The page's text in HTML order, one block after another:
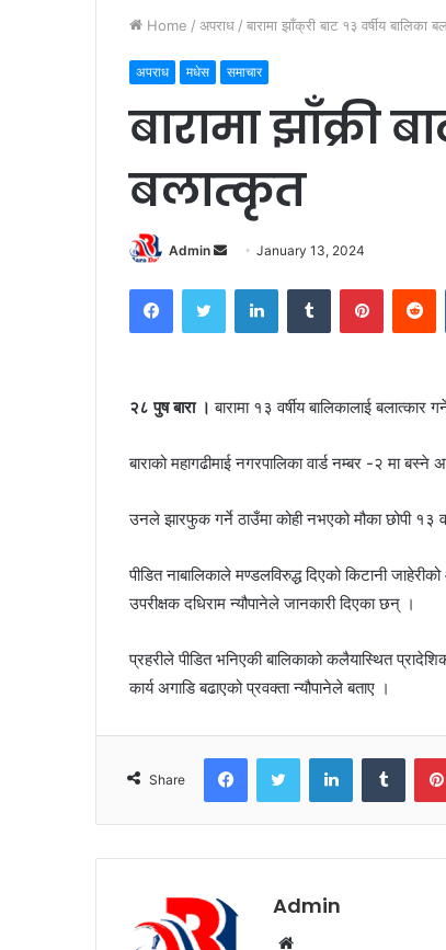
Home / अपराध / बारामा झाँक्री बाट १३ वर्षीय बालिका
अपराध मधेस समाचार
बारामा झाँक्री
बलात्कृत
Admin
e
a
l
January 13, 2024
२८ पुष बारा । बारामा १३ वर्षीय बालिकालाई
बाराको महागढीमाई नगरपालिका वार्ड नम्बर -२ मा
उनले झारफुक गर्ने ठाउँमा कोही नभएको मौका छोपी १३
पीडित नाबालिकाले मण्डलविरुद्ध दिएको किटानी
उपरीक्षक दधिराम न्यौपानेले जानकारी दिएका छन् ।
प्रहरीले पीडित भनिएकी बालिकाको कलैयास्थित
कार्य अगाडि बढाएको प्रवक्ता न्यौपानेले बताए ।
Share
Admin